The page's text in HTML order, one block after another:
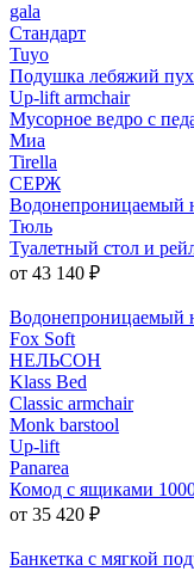
gala
Стандарт
Tuyo
Подушка лебяжий пух
Up-lift armchair
Мусорное ведро с
Миа
Tirella
СЕРЖ
Водонепроницаемый
Тюль
Туалетный стол и
от 43 140 ₽
Водонепроницаемый
Fox Soft
НЕЛЬСОН
Klass Bed
Classic armchair
Monk barstool
Up-lift
Panarea
Комод с ящиками
от 35 420 ₽
Банкетка с мягкой